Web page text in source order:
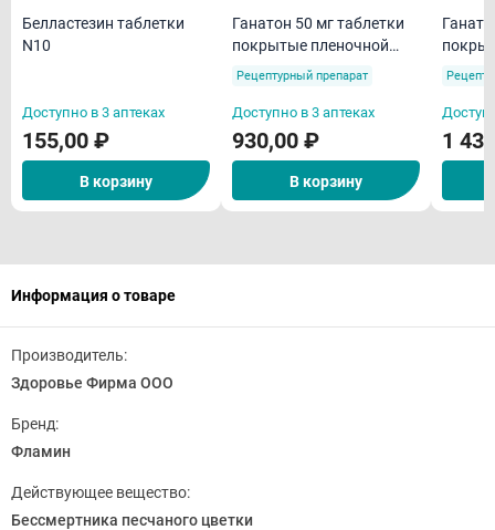
Белластезин таблетки
N10
Доступно в 3 аптеках
155,00 ₽
В корзину
Ганатон 50 мг таблетки
покрытые пленочной
оболочкой N10
Рецептурный препарат
Доступно в 3 аптеках
930,00 ₽
В корзину
1
Информация о товаре
Производитель:
Здоровье Фирма ООО
Бренд:
Фламин
Действующее вещество:
Бессмертника песчаного цветки